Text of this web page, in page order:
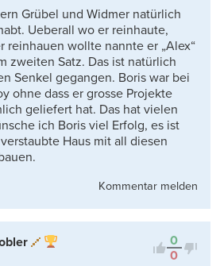
Grübel und Widmer natürlich
Ueberall wo er reinhaute,
reinhauen wollte nannte er „Alex“
zweiten Satz. Das ist natürlich
Senkel gegangen. Boris war bei
ohne dass er grosse Projekte
geliefert hat. Das hat vielen
ich Boris viel Erfolg, es ist
Haus mit all diesen
Kommentar melden
0
0